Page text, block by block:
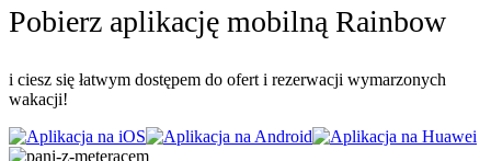
Pobierz aplikację mobilną Rainbow
i ciesz się łatwym dostępem do ofert i rezerwacji wymarzonych
wakacji!